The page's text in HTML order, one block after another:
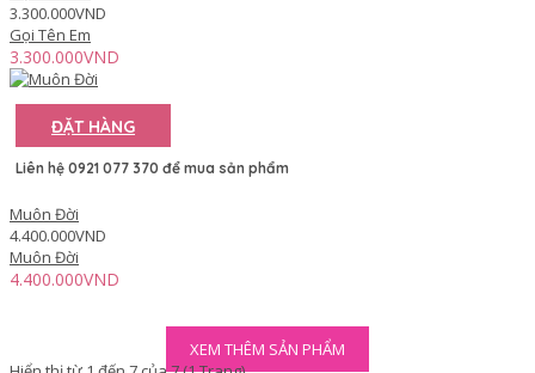
3.300.000VND
Gọi Tên Em
3.300.000VND
ĐẶT HÀNG
Liên hệ 0921 077 370 để mua sản phẩm
Muôn Đời
4.400.000VND
Muôn Đời
4.400.000VND
XEM THÊM SẢN PHẨM